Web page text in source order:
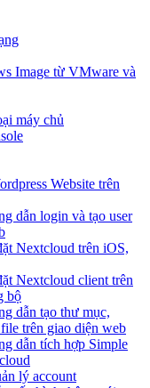
Image từ VMware và
máy chủ
Website trên
dẫn login và tạo user
Nextcloud trên iOS,
Nextcloud client trên
bộ
dẫn tạo thư mục,
trên giao diện web
dẫn tích hợp Simple
lý account